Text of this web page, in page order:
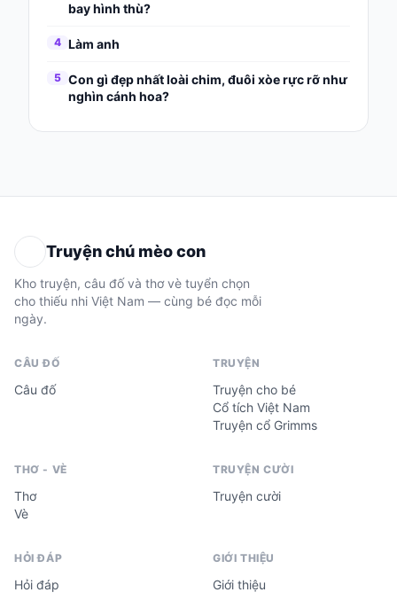
bay hình thù?
4 Làm anh
5 Con gì đẹp nhất loài chim, đuôi xòe rực rỡ như
nghìn cánh hoa?
Truyện chú mèo con
Kho truyện, câu đố và thơ vè tuyển chọn
cho thiếu nhi Việt Nam — cùng bé đọc mỗi
ngày.
CÂU ĐỐ
Câu đố
TRUYỆN
Truyện cho bé
Cổ tích Việt Nam
Truyện cổ Grimms
THƠ - VÈ
Thơ
Vè
TRUYỆN CƯỜI
Truyện cười
HỎI ĐÁP
Hỏi đáp
GIỚI THIỆU
Giới thiệu